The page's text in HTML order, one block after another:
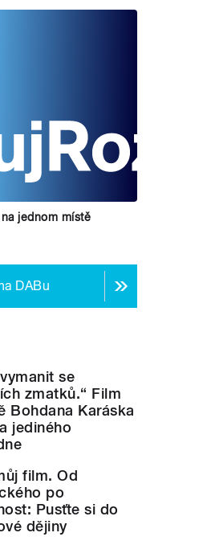
jednom místě
DABu
se
zmatků.“ Film
Bohdana Karáska
jediného
film. Od
po
Pusťte si do
dějiny